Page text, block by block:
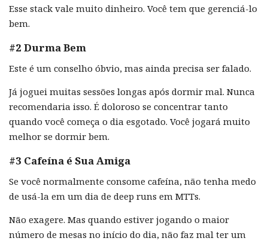
Esse stack vale muito dinheiro. Você tem que gerenciá-lo
bem.
#2 Durma Bem
Este é um conselho óbvio, mas ainda precisa ser falado.
Já joguei muitas sessões longas após dormir mal. Nunca
recomendaria isso. É doloroso se concentrar tanto
quando você começa o dia esgotado. Você jogará muito
melhor se dormir bem.
#3 Cafeína é Sua Amiga
Se você normalmente consome cafeína, não tenha medo
de usá-la em um dia de deep runs em MTTs.
Não exagere. Mas quando estiver jogando o maior
número de mesas no início do dia, não faz mal ter um